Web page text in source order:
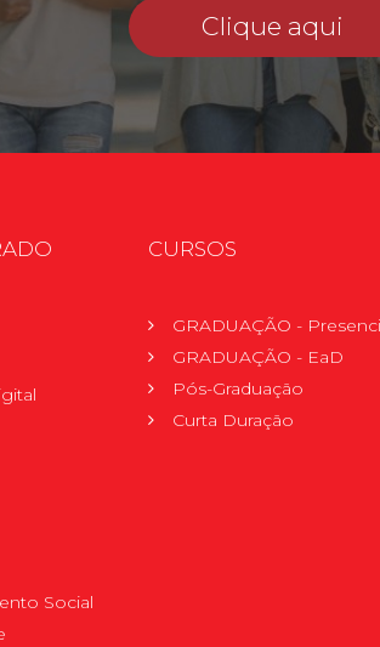
Clique aqui
Social
CURSOS
GRADUAÇÃO -
GRADUAÇÃO - EaD
Pós-Graduação
Curta Duração